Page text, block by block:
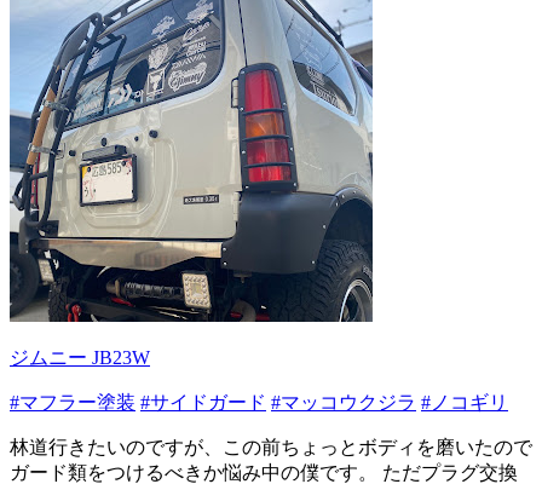
ジムニー JB23W
#マフラー塗装 #サイドガード #マッコウクジラ #ノコギリ
林道行きたいのですが、この前ちょっとボディを磨いたので
ガード類をつけるべきか悩み中の僕です。 ただプラグ交換